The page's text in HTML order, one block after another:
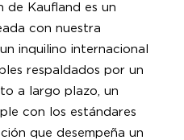
de Kaufland es un
con nuestra
inquilino internacional
respaldados por un
a largo plazo, un
con los estándares
que desempeña un